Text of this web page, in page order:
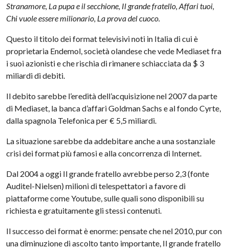
Stranamore, La pupa e il secchione, Il grande fratello, Affari tuoi,
Chi vuole essere milionario, La prova del cuoco.
Questo il titolo dei format televisivi noti in Italia di cui è
proprietaria Endemol, società olandese che vede Mediaset fra
i suoi azionisti e che rischia di rimanere schiacciata da $ 3
miliardi di debiti.
Il debito sarebbe l’eredità dell’acquisizione nel 2007 da parte
di Mediaset, la banca d’affari Goldman Sachs e al fondo Cyrte,
dalla spagnola Telefonica per € 5,5 miliardi.
La situazione sarebbe da addebitare anche a una sostanziale
crisi dei format più famosi e alla concorrenza di Internet.
Dal 2004 a oggi Il grande fratello avrebbe perso 2,3 (fonte
Auditel-Nielsen) milioni di telespettatori a favore di
piattaforme come Youtube, sulle quali sono disponibili su
richiesta e gratuitamente gli stessi contenuti.
Il successo dei format è enorme: pensate che nel 2010, pur con
una diminuzione di ascolto tanto importante, Il grande fratello